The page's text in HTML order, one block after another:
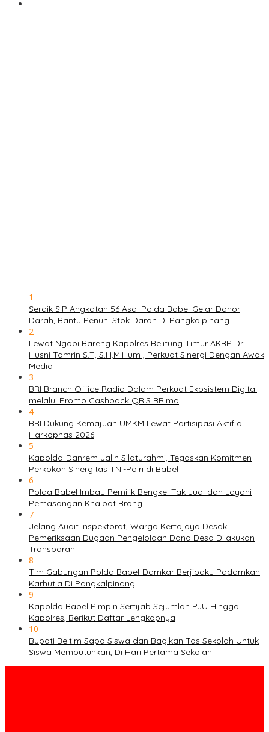
1
Serdik SIP Angkatan 56 Asal Polda Babel Gelar Donor
Darah, Bantu Penuhi Stok Darah Di Pangkalpinang
2
Lewat Ngopi Bareng Kapolres Belitung Timur AKBP Dr.
Husni Tamrin S.T, S.H,M.Hum , Perkuat Sinergi Dengan Awak
Media
3
BRI Branch Office Radio Dalam Perkuat Ekosistem Digital
melalui Promo Cashback QRIS BRImo
4
BRI Dukung Kemajuan UMKM Lewat Partisipasi Aktif di
Harkopnas 2026
5
Kapolda-Danrem Jalin Silaturahmi, Tegaskan Komitmen
Perkokoh Sinergitas TNI-Polri di Babel
6
Polda Babel Imbau Pemilik Bengkel Tak Jual dan Layani
Pemasangan Knalpot Brong
7
Jelang Audit Inspektorat, Warga Kertajaya Desak
Pemeriksaan Dugaan Pengelolaan Dana Desa Dilakukan
Transparan
8
Tim Gabungan Polda Babel-Damkar Berjibaku Padamkan
Karhutla Di Pangkalpinang
9
Kapolda Babel Pimpin Sertijab Sejumlah PJU Hingga
Kapolres, Berikut Daftar Lengkapnya
10
Bupati Beltim Sapa Siswa dan Bagikan Tas Sekolah Untuk
Siswa Membutuhkan, Di Hari Pertama Sekolah